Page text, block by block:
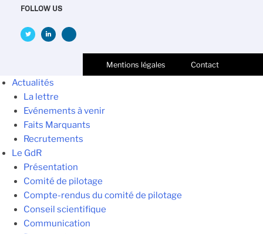
FOLLOW US
Mentions légales Contact
Actualités
La lettre
Evénements à venir
Faits Marquants
Recrutements
Le GdR
Présentation
Comité de pilotage
Compte-rendus du comité de pilotage
Conseil scientifique
Communication